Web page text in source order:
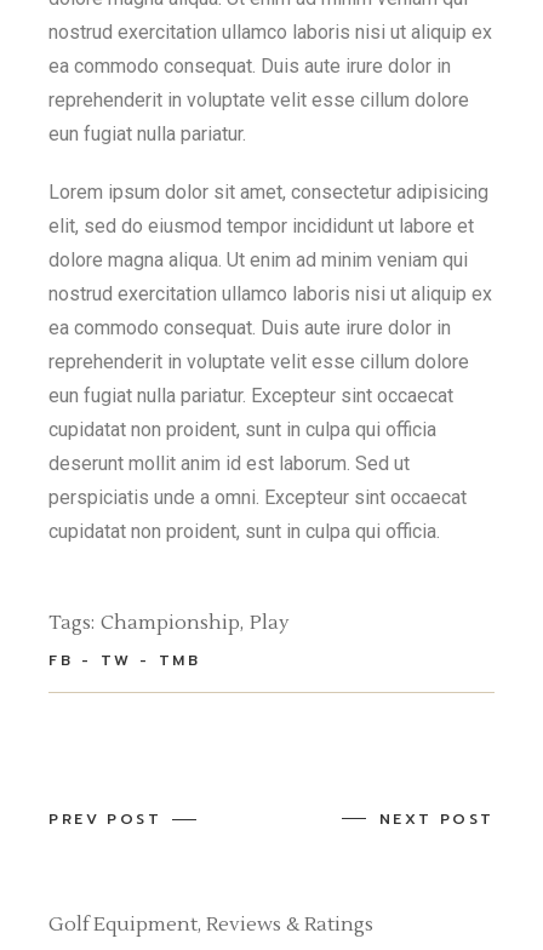
nostrud exercitation ullamco laboris nisi ut aliquip ex
ea commodo consequat. Duis aute irure dolor in
reprehenderit in voluptate velit esse cillum dolore
eun fugiat nulla pariatur.
Lorem ipsum dolor sit amet, consectetur adipisicing
elit, sed do eiusmod tempor incididunt ut labore et
dolore magna aliqua. Ut enim ad minim veniam qui
nostrud exercitation ullamco laboris nisi ut aliquip ex
ea commodo consequat. Duis aute irure dolor in
reprehenderit in voluptate velit esse cillum dolore
eun fugiat nulla pariatur. Excepteur sint occaecat
cupidatat non proident, sunt in culpa qui officia
deserunt mollit anim id est laborum. Sed ut
perspiciatis unde a omni. Excepteur sint occaecat
cupidatat non proident, sunt in culpa qui officia.
Tags: Championship Play
FB TW TMB
PREV POST NEXT POST
Golf Equipment, Reviews & Ratings